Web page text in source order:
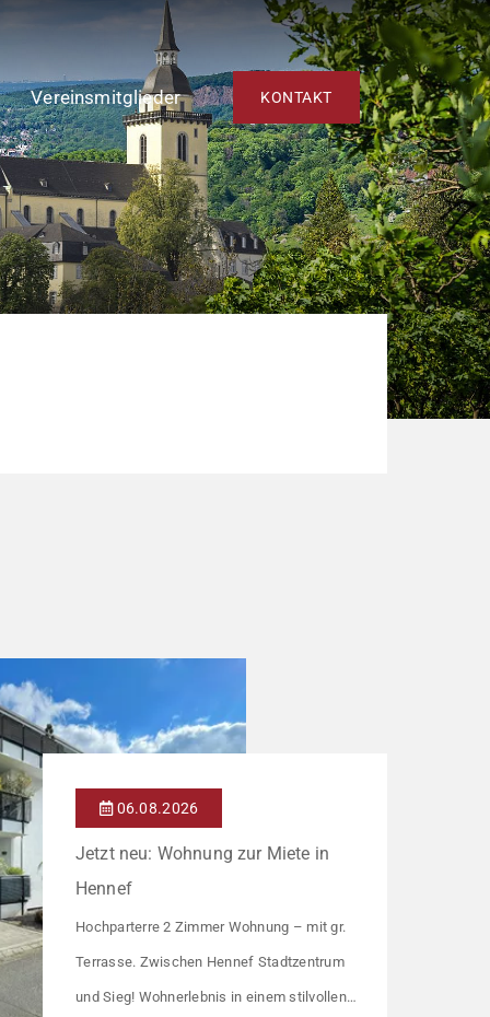
Vereinsmitglieder KONTAKT
06.08.2026
Jetzt neu: Wohnung zur Miete in
Hennef
Hochparterre 2 Zimmer Wohnung – mit gr.
Terrasse. Zwischen Hennef Stadtzentrum
und Sieg! Wohnerlebnis in einem stilvollen